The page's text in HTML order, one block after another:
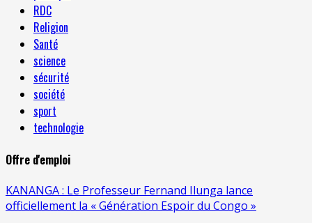
RDC
Religion
Santé
science
sécurité
société
sport
technologie
Offre d'emploi
KANANGA : Le Professeur Fernand Ilunga lance
officiellement la « Génération Espoir du Congo »